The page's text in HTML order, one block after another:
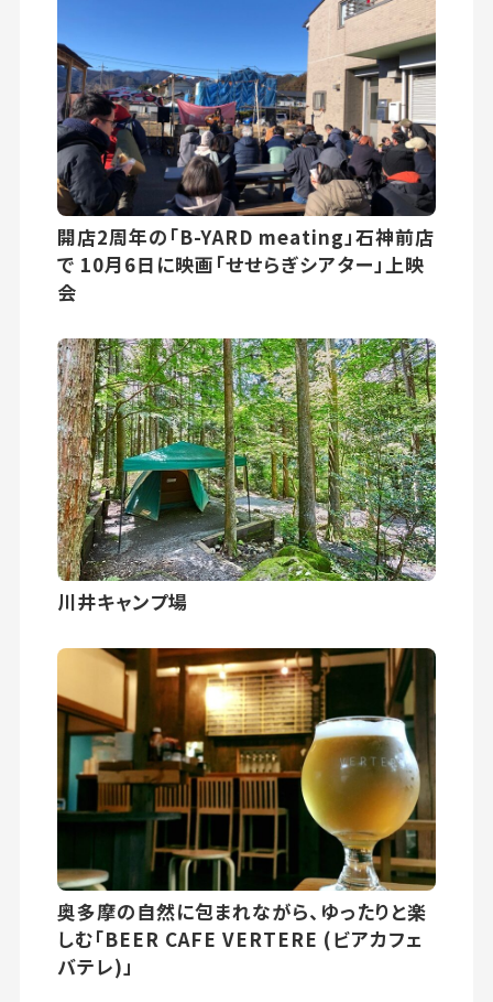
開店2周年の「B-YARD meating」石神前店
で 10月6日に映画「せせらぎシアター」上映
会
川井キャンプ場
奥多摩の自然に包まれながら、ゆったりと楽
しむ「BEER CAFE VERTERE (ビアカフェ
バテレ)」